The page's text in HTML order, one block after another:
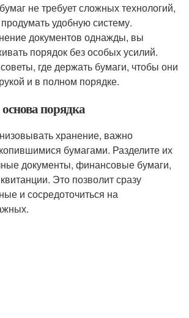
не требует сложных технологий,
удобную систему.
документов однажды, вы
порядок без особых усилий.
где держать бумаги, чтобы они
и в полном порядке.
порядка
хранение, важно
бумагами. Разделите их
документы, финансовые бумаги,
Это позволит сразу
и сосредоточиться на